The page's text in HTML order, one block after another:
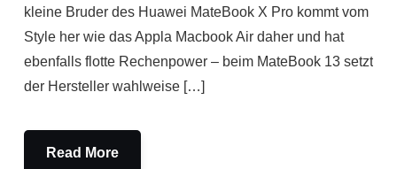
kleine Bruder des Huawei MateBook X Pro kommt vom
Style her wie das Appla Macbook Air daher und hat
ebenfalls flotte Rechenpower – beim MateBook 13 setzt
der Hersteller wahlweise […]
Read More